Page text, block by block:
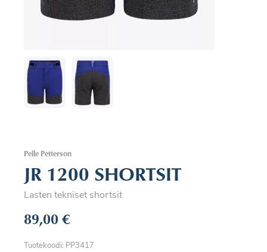
Pelle Petterson
JR 1200 SHORTSIT
Lasten tekniset shortsit
89,00€
Tuotekoodi: PP3417